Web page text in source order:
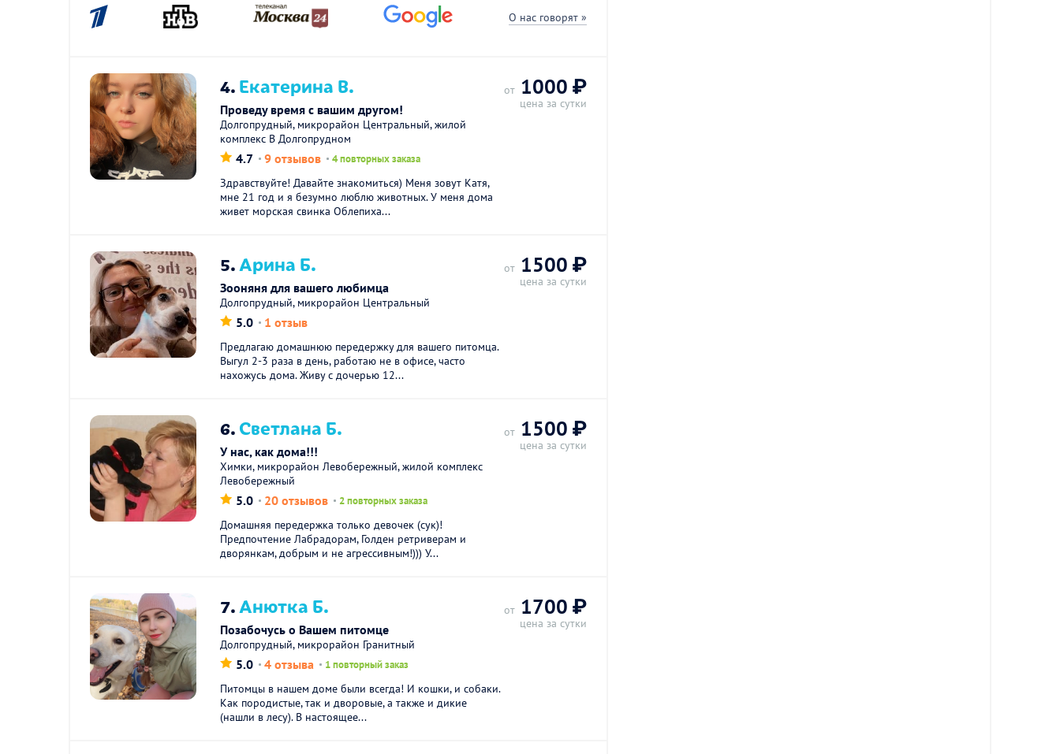
О нас говорят »
4.Екатерина В.
Проведу время с вашим другом!
Долгопрудный, микрорайон Центральный, жилой
комплекс В Долгопрудном
4.7 9 отзывов 4 повторных заказа
Здравствуйте! Давайте знакомиться) Меня зовут Катя,
мне 21 год и я безумно люблю животных. У меня дома
живет морская свинка Облепиха...
от 1000 ₽
цена за сутки
5.Арина Б.
Зооняня для вашего любимца
Долгопрудный, микрорайон Центральный
5.0 1 отзыв
Предлагаю домашнюю передержку для вашего питомца.
Выгул 2-3 раза в день, работаю не в офисе, часто
нахожусь дома. Живу с дочерью 12...
от 1500 ₽
цена за сутки
6.Светлана Б.
У нас, как дома!!!
Химки, микрорайон Левобережный, жилой комплекс
Левобережный
5.0 20 отзывов 2 повторных заказа
Домашняя передержка только девочек (сук)!
Предпочтение Лабрадорам, Голден ретриверам и
дворянкам, добрым и не агрессивным!))) У...
от 1500 ₽
цена за сутки
7.Анютка Б.
Позабочусь о Вашем питомце
Долгопрудный, микрорайон Гранитный
5.0 4 отзыва 1 повторный заказ
Питомцы в нашем доме были всегда! И кошки, и собаки.
Как породистые, так и дворовые, а также и дикие
(нашли в лесу). В настоящее...
от 1700 ₽
цена за сутки